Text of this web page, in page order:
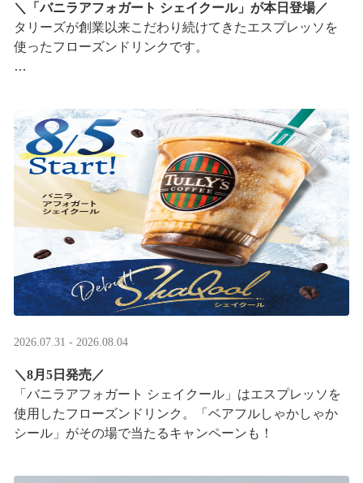
＼「バニラアフォガート シェイクール」が本日登場／
タリーズが創業以来こだわり続けてきたエスプレッソを
使ったフローズンドリンクです。
2026.07.31 - 2026.08.04
＼8月5日発売／
「バニラアフォガート シェイクール」はエスプレッソを
使用したフローズンドリンク。「ベアフルしゃかしゃか
シール」がその場で当たるキャンペーンも！